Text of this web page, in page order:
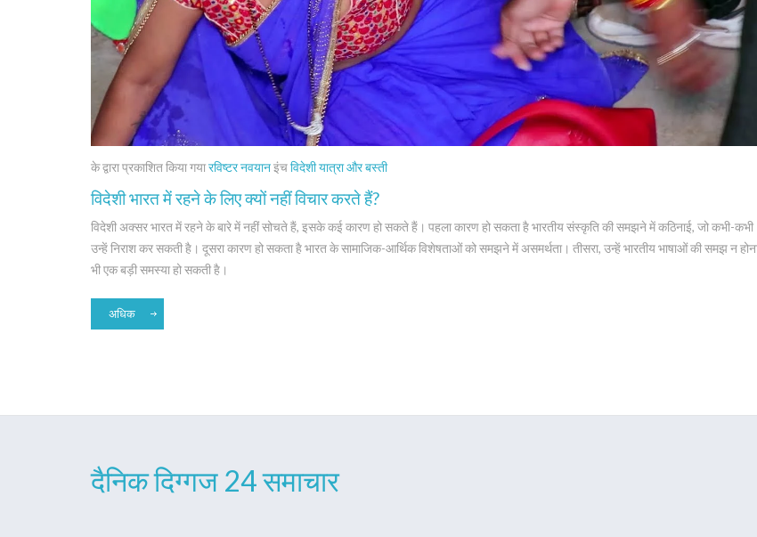
के द्वारा प्रकाशित किया गयारविष्टर नवयानइंचविदेशी यात्रा और बस्ती
विदेशी भारत में रहने के लिए क्यों नहीं विचार करते हैं?
विदेशी अक्सर भारत में रहने के बारे में नहीं सोचते हैं, इसके कई कारण हो सकते हैं। पहला कारण हो सकता है भारतीय संस्कृति की समझने में कठिनाई, जो कभी-कभी
उन्हें निराश कर सकती है। दूसरा कारण हो सकता है भारत के सामाजिक-आर्थिक विशेषताओं को समझने में असमर्थता। तीसरा, उन्हें भारतीय भाषाओं की समझ न
भी एक बड़ी समस्या हो सकती है।
अधिक
दैनिक दिग्गज 24 समाचार